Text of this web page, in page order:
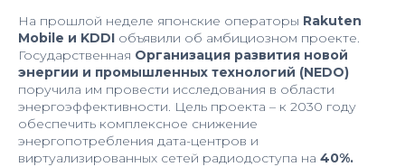
На прошлой неделе японские операторы Rakuten
Mobile и KDDI объявили об амбициозном проекте.
Государственная Организация развития новой
энергии и промышленных технологий (NEDO)
поручила им провести исследования в области
энергоэффективности. Цель проекта – к 2030 году
обеспечить комплексное снижение
энергопотребления дата-центров и
виртуализированных сетей радиодоступа на 40%.